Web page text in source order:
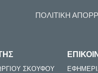
ΠΟΛΙΤΙΚΗ
ΣΚΟΥΦΟΥ